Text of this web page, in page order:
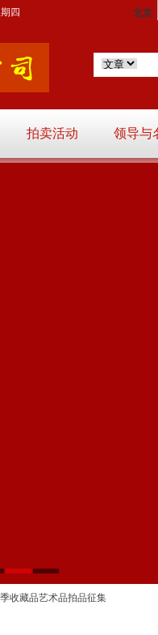
拍卖活动 领导与
四
收藏品艺术品拍品征集